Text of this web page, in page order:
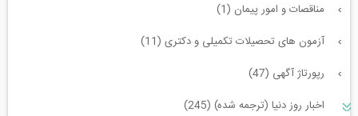
مناقصات و امور پیمان (1)
آزمون های تحصیلات تکمیلی و دکتری (11)
رپورتاژ آگهی (47)
اخبار روز دنیا (ترجمه شده) (245)